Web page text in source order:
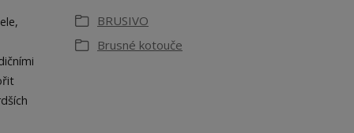
BRUSIVO
Brusné kotouče